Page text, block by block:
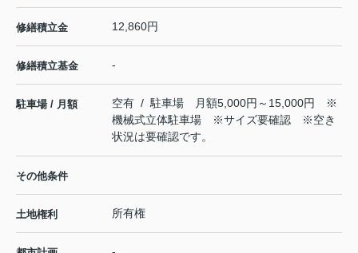
修繕積立金 12,860円
修繕積立基金 -
駐車場 / 月額
空有 / 駐車場 月額5,000円～15,000円 ※
機械式立体駐車場 ※サイズ要確認 ※空き
状況は要確認です。
その他条件
土地権利 所有権